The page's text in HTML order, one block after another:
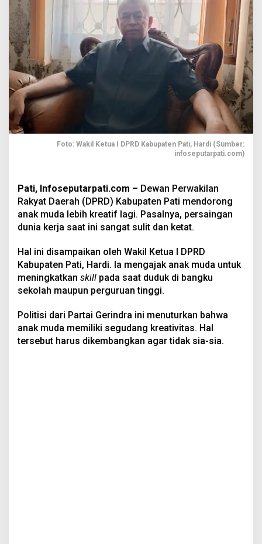
Foto: Wakil Ketua I DPRD Kabupaten Pati, Hardi (Sumber:
infoseputarpati.com)
Pati, Infoseputarpati.com – Dewan Perwakilan
Rakyat Daerah (DPRD) Kabupaten Pati mendorong
anak muda lebih kreatif lagi. Pasalnya, persaingan
dunia kerja saat ini sangat sulit dan ketat.
Hal ini disampaikan oleh Wakil Ketua I DPRD
Kabupaten Pati, Hardi. Ia mengajak anak muda untuk
meningkatkan skill pada saat duduk di bangku
sekolah maupun perguruan tinggi.
Politisi dari Partai Gerindra ini menuturkan bahwa
anak muda memiliki segudang kreativitas. Hal
tersebut harus dikembangkan agar tidak sia-sia.